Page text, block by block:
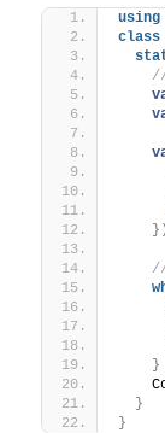
class
//
})
//
}
}
}